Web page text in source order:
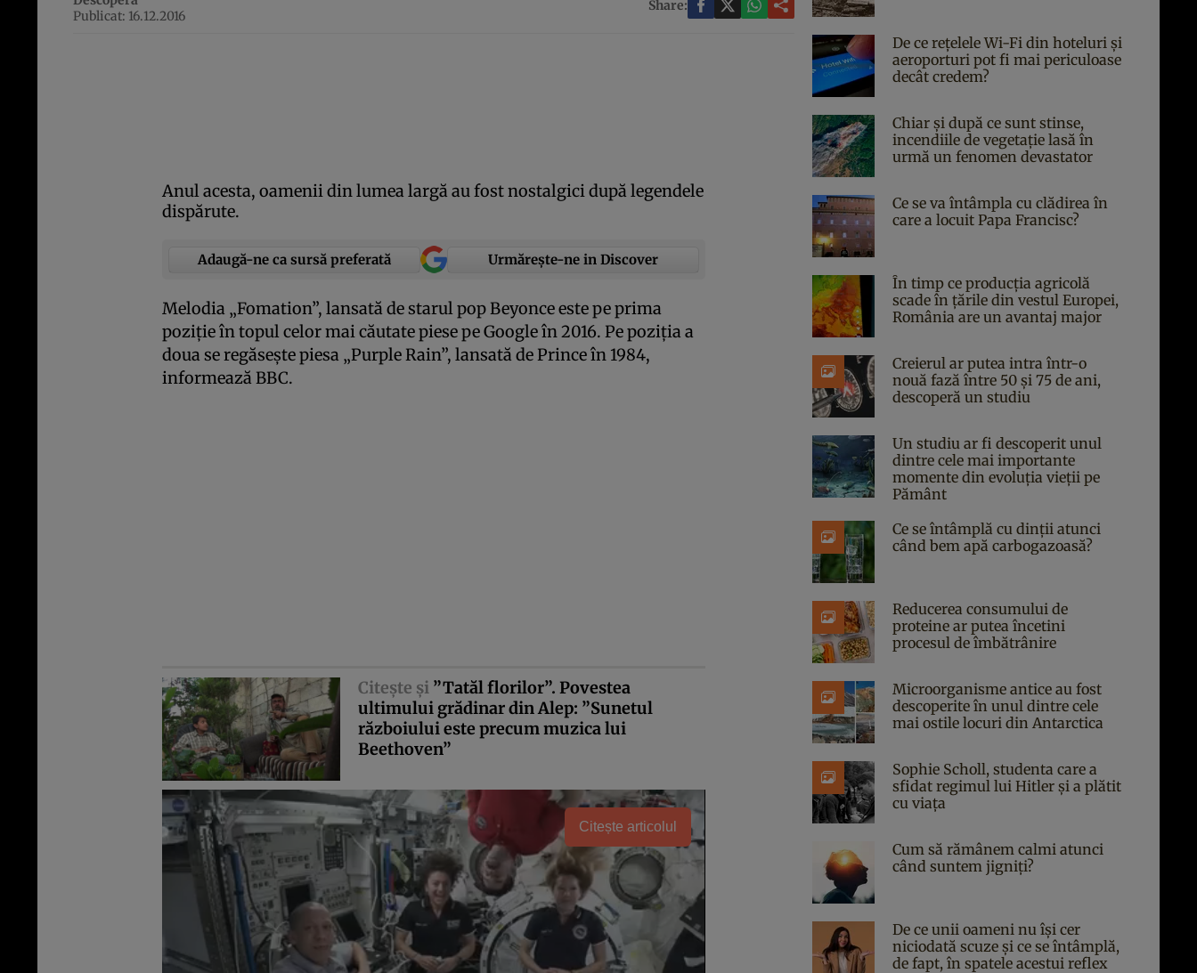
Publicat: 16.12.2016
Share:
Anul acesta, oamenii din lumea largă au fost nostalgici după legendele
dispărute.
Adaugă-ne ca sursă preferată Urmărește-ne in Discover
Melodia „Fomation”, lansată de starul pop Beyonce este pe prima
poziţie în topul celor mai căutate piese pe Google în 2016. Pe poziţia a
doua se regăseşte piesa „Purple Rain”, lansată de Prince în 1984,
informează BBC.
Citeşte şi ”Tatăl florilor”. Povestea
ultimului grădinar din Alep: ”Sunetul
războiului este precum muzica lui
Beethoven”
Citește articolul
De ce rețelele Wi-Fi din hoteluri și
aeroporturi pot fi mai periculoase
decât credem?
Chiar și după ce sunt stinse,
incendiile de vegetație lasă în
urmă un fenomen devastator
Ce se va întâmpla cu clădirea în
care a locuit Papa Francisc?
În timp ce producția agricolă
scade în țările din vestul Europei,
România are un avantaj major
Creierul ar putea intra într-o
nouă fază între 50 și 75 de ani,
descoperă un studiu
Un studiu ar fi descoperit unul
dintre cele mai importante
momente din evoluția vieții pe
Pământ
Ce se întâmplă cu dinții atunci
când bem apă carbogazoasă?
Reducerea consumului de
proteine ar putea încetini
procesul de îmbătrânire
Microorganisme antice au fost
descoperite în unul dintre cele
mai ostile locuri din Antarctica
Sophie Scholl, studenta care a
sfidat regimul lui Hitler și a plătit
cu viața
Cum să rămânem calmi atunci
când suntem jigniți?
De ce unii oameni nu își cer
niciodată scuze și ce se întâmplă,
de fapt, în spatele acestui reflex